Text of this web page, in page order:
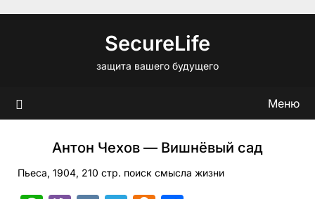
SecureLife
защита вашего будущего
Меню
Антон Чехов — Вишнёвый сад
Пьеса, 1904, 210 стр. поиск смысла жизни